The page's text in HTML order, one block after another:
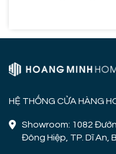
HỆ THỐNG CỬA HÀNG
Showroom: 1082
Đông Hiệp, TP. Dĩ An,